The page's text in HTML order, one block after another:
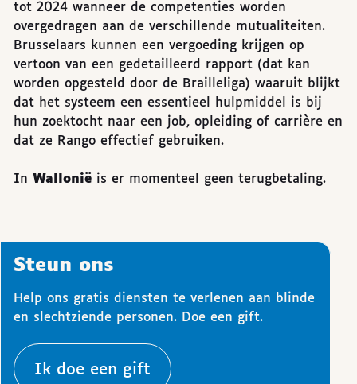
tot 2024 wanneer de competenties worden
overgedragen aan de verschillende mutualiteiten.
Brusselaars kunnen een vergoeding krijgen op
vertoon van een gedetailleerd rapport (dat kan
worden opgesteld door de Brailleliga) waaruit blijkt
dat het systeem een essentieel hulpmiddel is bij
hun zoektocht naar een job, opleiding of carrière en
dat ze Rango effectief gebruiken.
In Wallonië is er momenteel geen terugbetaling.
Steun ons
Help ons gratis diensten te verlenen aan blinde
en slechtziende personen. Doe een gift.
Ik doe een gift